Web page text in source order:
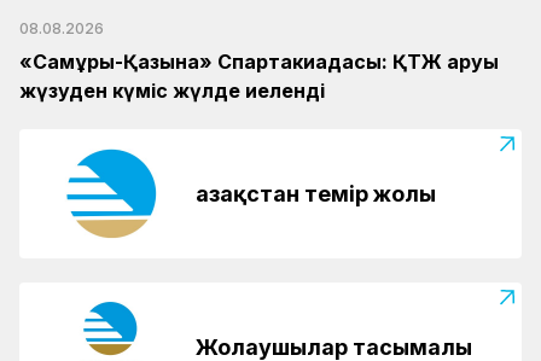
08.08.2026
«Самұрық-Қазына» Спартакиадасы: ҚТЖ аруы
жүзуден күміс жүлде иеленді
Қазақстан темір жолы
Жолаушылар тасымалы